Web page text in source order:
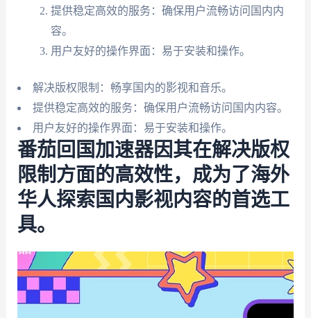
提供稳定高效的服务：确保用户流畅访问国内内
容。
用户友好的操作界面：易于安装和操作。
解决版权限制：畅享国内的影视和音乐。
提供稳定高效的服务：确保用户流畅访问国内内容。
用户友好的操作界面：易于安装和操作。
番茄回国加速器因其在解决版权
限制方面的高效性，成为了海外
华人探索国内影视内容的首选工
具。